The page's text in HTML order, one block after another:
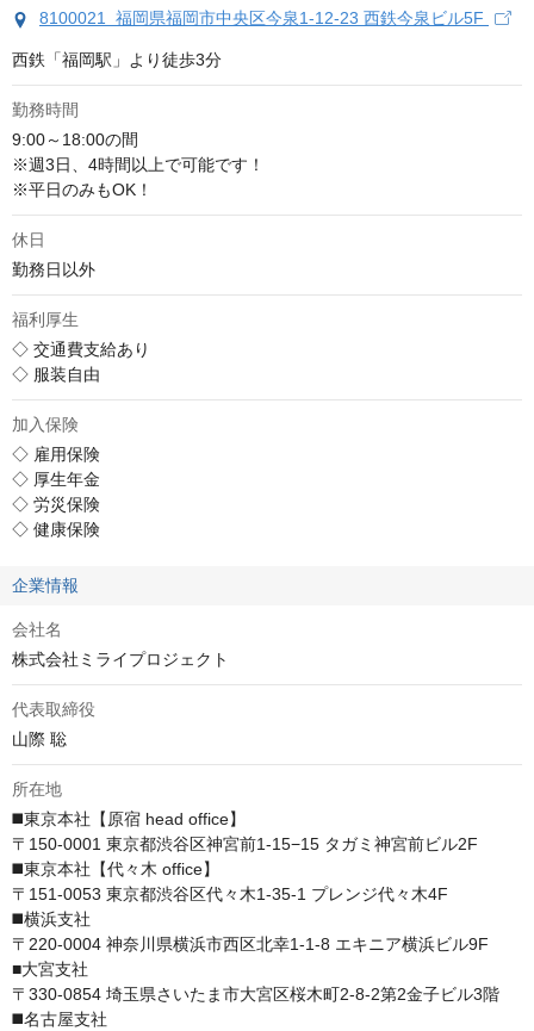
8100021 福岡県福岡市中央区今泉1-12-23 西鉄今泉ビル5F
西鉄「福岡駅」より徒歩3分
勤務時間
9:00～18:00の間
※週3日、4時間以上で可能です！
※平日のみもOK！
休日
勤務日以外
福利厚生
◇ 交通費支給あり
◇ 服装自由
加入保険
◇ 雇用保険
◇ 厚生年金
◇ 労災保険
◇ 健康保険
企業情報
会社名
株式会社ミライプロジェクト
代表取締役
山際 聡
所在地
◼️東京本社【原宿 head office】
〒150-0001 東京都渋谷区神宮前1-15−15 タガミ神宮前ビル2F
◼️東京本社【代々木 office】
〒151-0053 東京都渋谷区代々木1-35-1 プレンジ代々木4F
◼️横浜支社
〒220-0004 神奈川県横浜市西区北幸1-1-8 エキニア横浜ビル9F
■大宮支社
〒330-0854 埼玉県さいたま市大宮区桜木町2-8-2第2金子ビル3階
◼️名古屋支社